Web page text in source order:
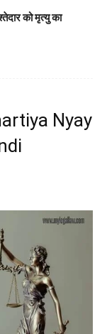
को मृत्यु का
Nyay